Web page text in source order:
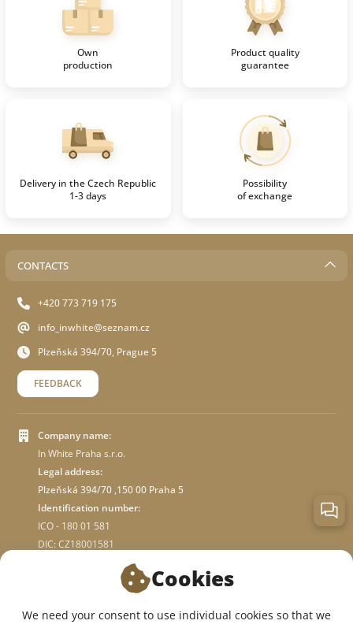
Own
production
Product quality
guarantee
Delivery in the Czech Republic
1-3 days
Possibility
of exchange
CONTACTS
+420 773 719 175
info_inwhite@seznam.cz
Plzeňská 394/70, Prague 5
FEEDBACK
Company name:
In White Praha s.r.o.
Legal address:
Plzeňská 394/70 ,150 00 Praha 5
Identification number:
ICO - 180 01 581
DIC: CZ18001581
Cookies
We need your consent to use individual cookies so that we